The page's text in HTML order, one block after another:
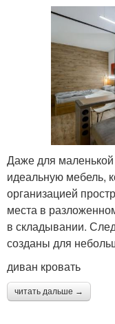
Даже для
идеальную мебель,
организацией
места в
в складывании.
созданы для
диван кровать
читать дальше →